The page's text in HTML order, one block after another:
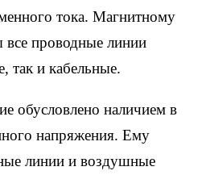
тока. Магнитному
проводные линии
так и кабельные.
обусловлено наличием в
напряжения. Ему
линии и воздушные